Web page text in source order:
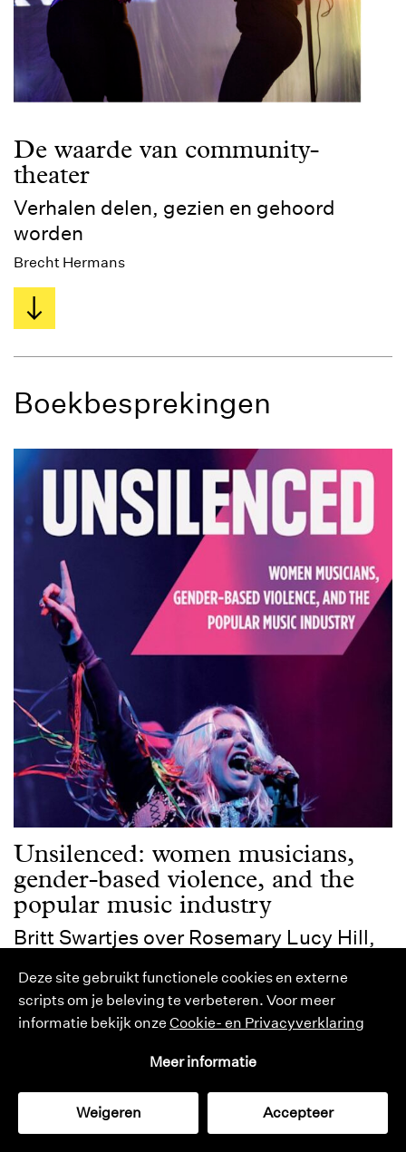
Deze site gebruikt functionele cookies en externe
scripts om je beleving te verbeteren. Voor meer
informatie bekijk onze Cookie- en Privacyverklaring
Meer informatie
Weigeren Accepteer
cultuurmonitor catalogus tijdschrift zoeken
De waarde van community-
theater
Verhalen delen, gezien en gehoord
worden
Brecht Hermans
Boekbesprekingen
Unsilenced: women musicians,
gender-based violence, and the
popular music industry
Britt Swartjes over Rosemary Lucy Hill,
Britt Swartjes